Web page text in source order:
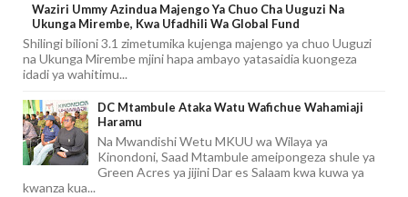
Waziri Ummy Azindua Majengo Ya Chuo Cha Uuguzi Na
Ukunga Mirembe, Kwa Ufadhili Wa Global Fund
Shilingi bilioni 3.1 zimetumika kujenga majengo ya chuo Uuguzi
na Ukunga Mirembe mjini hapa ambayo yatasaidia kuongeza
idadi ya wahitimu...
DC Mtambule Ataka Watu Wafichue Wahamiaji
Haramu
Na Mwandishi Wetu MKUU wa Wilaya ya
Kinondoni, Saad Mtambule ameipongeza shule ya
Green Acres ya jijini Dar es Salaam kwa kuwa ya
kwanza kua...